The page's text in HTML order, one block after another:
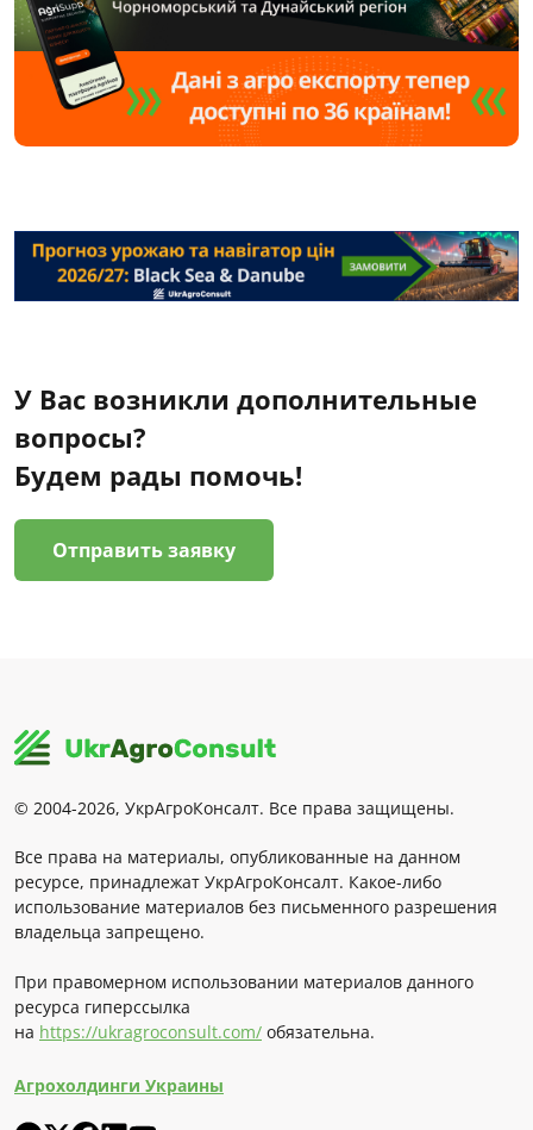
У Вас возникли дополнительные
вопросы?
Будем рады помочь!
Отправить заявку
© 2004-2026, УкрАгроКонсалт. Все права защищены.
Все права на материалы, опубликованные на данном
ресурсе, принадлежат УкрАгроКонсалт. Какое-либо
использование материалов без письменного разрешения
владельца запрещено.
При правомерном использовании материалов данного
ресурса гиперссылка
на https://ukragroconsult.com/ обязательна.
Агрохолдинги Украины